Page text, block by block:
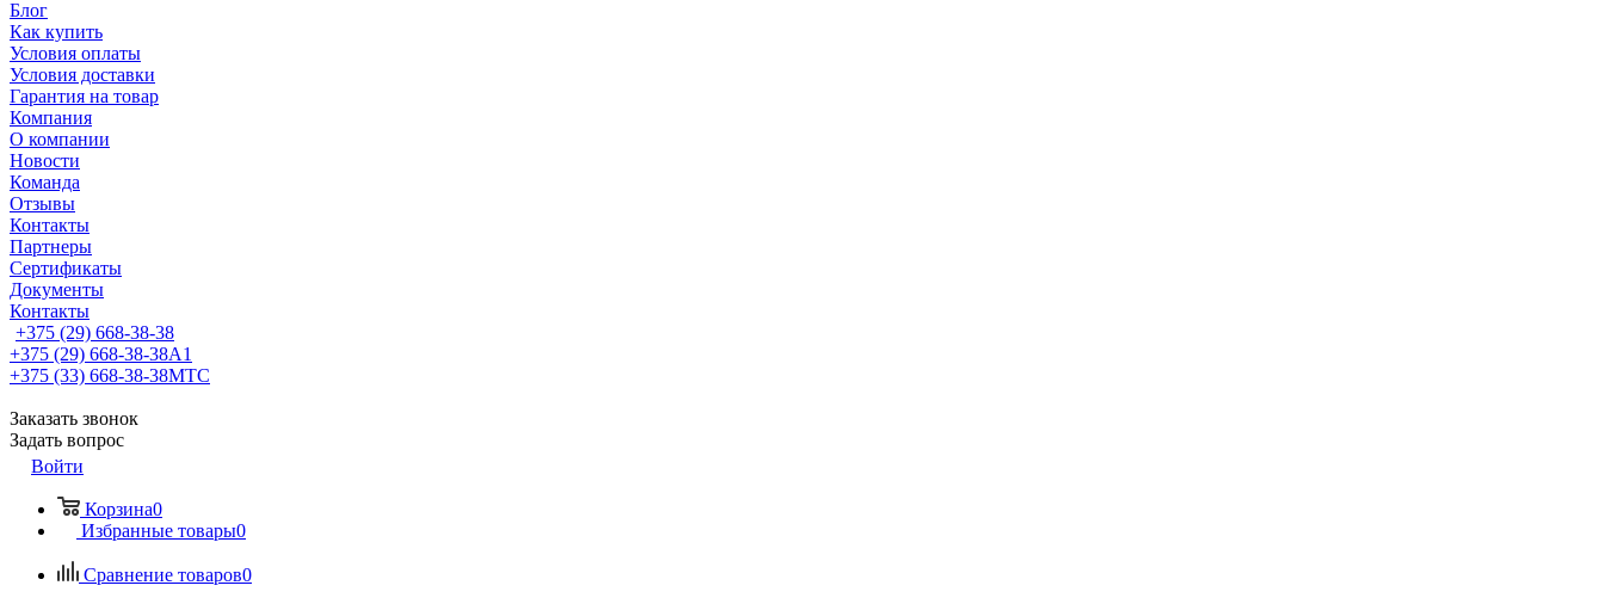
Блог
Как купить
Условия оплаты
Условия доставки
Гарантия на товар
Компания
О компании
Новости
Команда
Отзывы
Контакты
Партнеры
Сертификаты
Документы
Контакты
+375 (29) 668-38-38
+375 (29) 668-38-38A1
+375 (33) 668-38-38МТС
Заказать звонок
Задать вопрос
Войти
Корзина0
Избранные товары0
Сравнение товаров0